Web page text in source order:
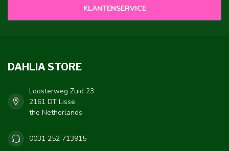
KLANTENSERVICE
DAHLIA STORE
Loosterweg Zuid 23
2161 DT Lisse
the Netherlands
0031 252 713915